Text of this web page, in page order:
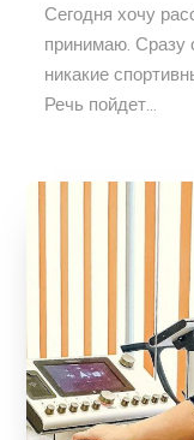
Сегодня хочу
принимаю. Сразу
никакие
Речь пойдет...